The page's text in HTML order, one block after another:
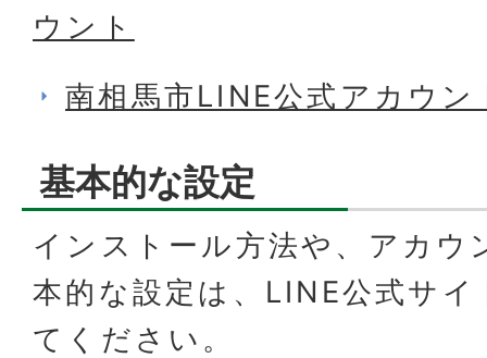
ウント
南相馬市LINE公式アカウ
基本的な設定
インストール方法や、アカウ
本的な設定は、LINE公式サ
てください。